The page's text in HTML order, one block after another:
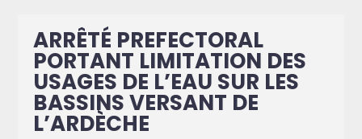
ARRÊTÉ PREFECTORAL
PORTANT LIMITATION DES
USAGES DE L’EAU SUR LES
BASSINS VERSANT DE
L’ARDÈCHE